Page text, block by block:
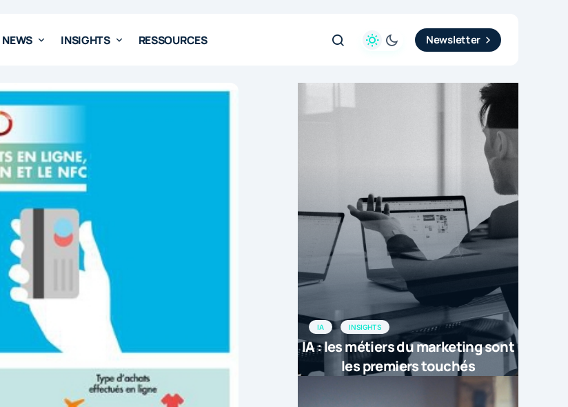
NEWS INSIGHTS RESSOURCES Newsletter
IA INSIGHTS
IA : les métiers du marketing sont
les premiers touchés